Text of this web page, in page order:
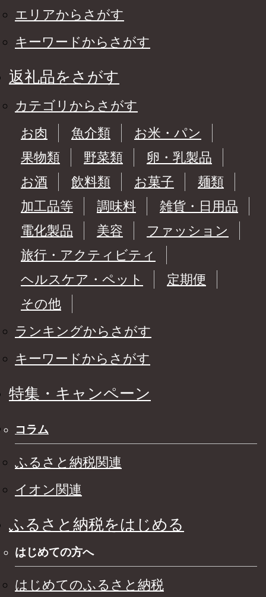
エリアからさがす
キーワードからさがす
返礼品をさがす
カテゴリからさがす
お肉
魚介類
お米・パン
果物類
野菜類
卵・乳製品
お酒
飲料類 お菓子
麺類
加工品等
調味料
雑貨・日用品
電化製品
美容
ファッション
旅行・アクティビティ
ヘルスケア・ペット
定期便
その他
ランキングからさがす
キーワードからさがす
特集・キャンペーン
コラム
ふるさと納税関連
イオン関連
ふるさと納税をはじめる
はじめての方へ
はじめてのふるさと納税